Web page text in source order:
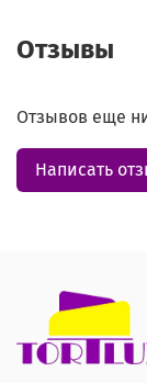
Отзывы
Отзывов еще
Написать